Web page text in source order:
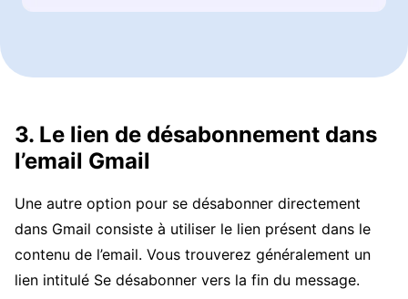
3. Le lien de désabonnement dans
l’email Gmail
Une autre option pour se désabonner directement
dans Gmail consiste à utiliser le lien présent dans le
contenu de l’email. Vous trouverez généralement un
lien intitulé Se désabonner vers la fin du message.